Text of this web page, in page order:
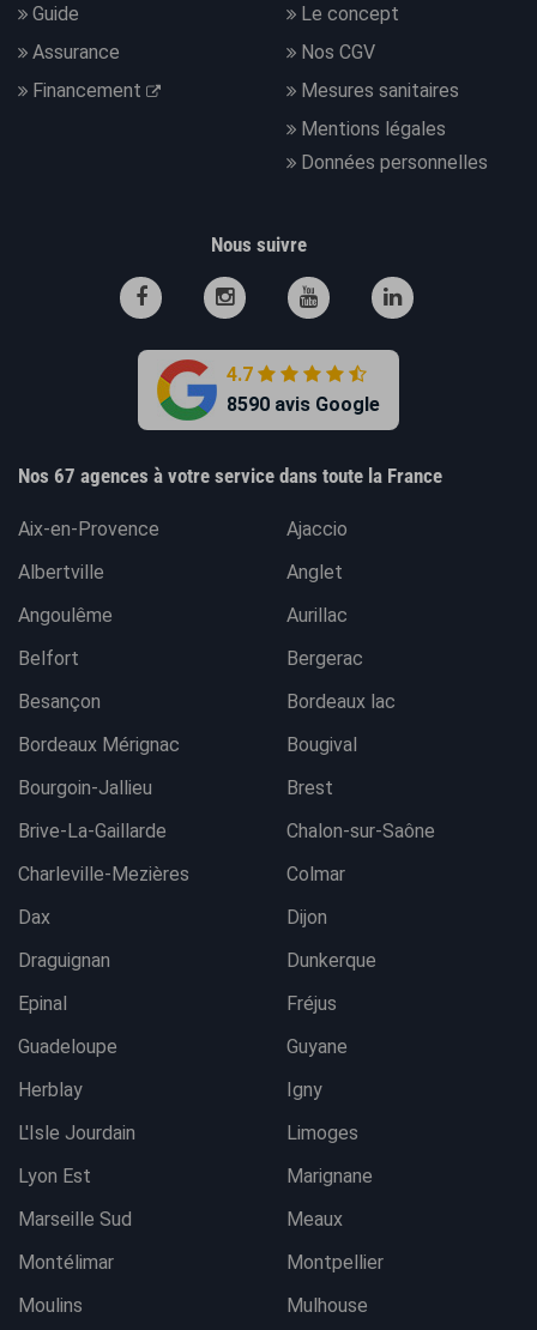
Guide
Assurance
Financement
Le concept
Nos CGV
Mesures sanitaires
Mentions légales
Données personnelles
Nous suivre
4.7
8590 avis Google
Nos 67 agences à votre service dans toute la France
Aix-en-Provence
Ajaccio
Albertville
Anglet
Angoulême
Aurillac
Belfort
Bergerac
Besançon
Bordeaux lac
Bordeaux Mérignac
Bougival
Bourgoin-Jallieu
Brest
Brive-La-Gaillarde
Chalon-sur-Saône
Charleville-Mezières
Colmar
Dax
Dijon
Draguignan
Dunkerque
Epinal
Fréjus
Guadeloupe
Guyane
Herblay
Igny
L'Isle Jourdain
Limoges
Lyon Est
Marignane
Marseille Sud
Meaux
Montélimar
Montpellier
Moulins
Mulhouse